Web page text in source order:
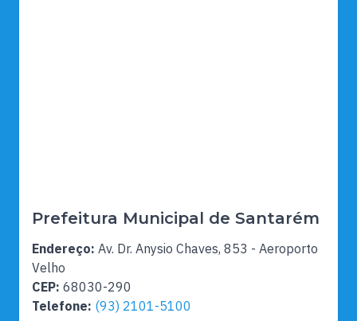
Prefeitura Municipal de Santarém
Endereço: Av. Dr. Anysio Chaves, 853 - Aeroporto
Velho
CEP: 68030-290
Telefone: (93) 2101-5100